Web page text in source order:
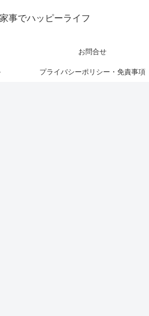
事でハッピーライフ
お問合せ
プライバシーポリシー・免責事項